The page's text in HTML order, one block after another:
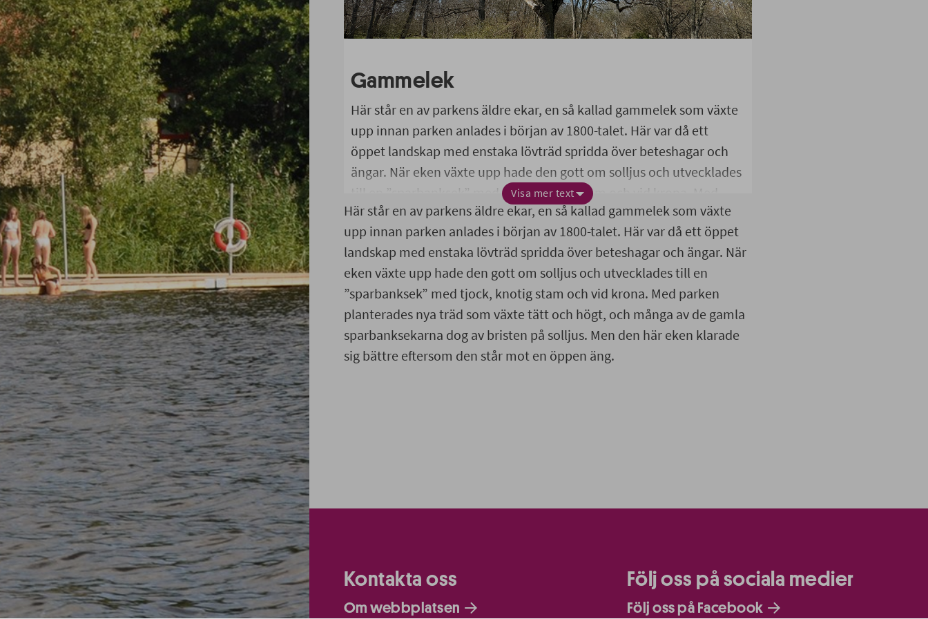
Gammelek
Här står en av parkens äldre ekar, en så kallad gammelek som växte
upp innan parken anlades i början av 1800-talet. Här var då ett
öppet landskap med enstaka lövträd spridda över beteshagar och
ängar. När eken växte upp hade den gott om solljus och utvecklades
till en ”sparbanksek” med tjock, knotig stam och vid krona. Med
parken planterades nya träd som växte tätt och högt, och många av
de gamla sparbanksekarna dog av bristen på solljus. Men den här
eken klarade sig bättre eftersom den står mot en öppen äng.
Visa mer text
Här står en av parkens äldre ekar, en så kallad gammelek som växte
upp innan parken anlades i början av 1800-talet. Här var då ett öppet
landskap med enstaka lövträd spridda över beteshagar och ängar. När
eken växte upp hade den gott om solljus och utvecklades till en
”sparbanksek” med tjock, knotig stam och vid krona. Med parken
planterades nya träd som växte tätt och högt, och många av de gamla
sparbanksekarna dog av bristen på solljus. Men den här eken klarade
sig bättre eftersom den står mot en öppen äng.
Kontakta oss
Om webbplatsen
Följ oss på sociala medier
Följ oss på Facebook